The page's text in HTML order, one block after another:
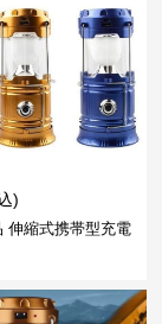
)
伸縮式携帯型充電